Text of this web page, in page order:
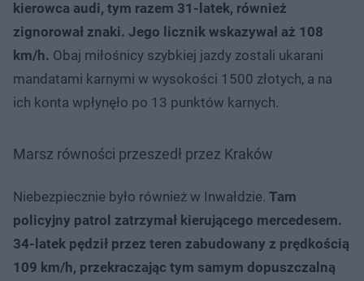
kierowca audi, tym razem 31-latek, również
zignorował znaki. Jego licznik wskazywał aż 108
km/h. Obaj miłośnicy szybkiej jazdy zostali ukarani
mandatami karnymi w wysokości 1500 złotych, a na
ich konta wpłynęło po 13 punktów karnych.
Marsz równości przeszedł przez Kraków
Niebezpiecznie było również w Inwałdzie. Tam
policyjny patrol zatrzymał kierującego mercedesem.
34-latek pędził przez teren zabudowany z prędkością
109 km/h, przekraczając tym samym dopuszczalną